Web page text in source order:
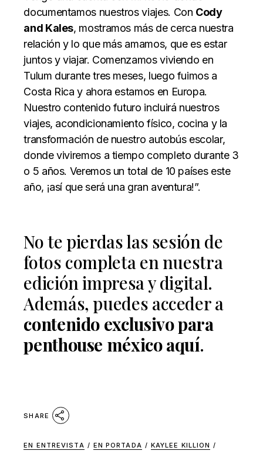
documentamos nuestros viajes. Con Cody
and Kales, mostramos más de cerca nuestra
relación y lo que más amamos, que es estar
juntos y viajar. Comenzamos viviendo en
Tulum durante tres meses, luego fuimos a
Costa Rica y ahora estamos en Europa.
Nuestro contenido futuro incluirá nuestros
viajes, acondicionamiento físico, cocina y la
transformación de nuestro autobús escolar,
donde viviremos a tiempo completo durante 3
o 5 años. Veremos un total de 10 países este
año, ¡así que será una gran aventura!”.
No te pierdas las sesión de
fotos completa en nuestra
edición impresa y digital.
Además, puedes acceder a
contenido exclusivo para
penthouse méxico aquí.
SHARE
EN ENTREVISTA / EN PORTADA / KAYLEE KILLION /